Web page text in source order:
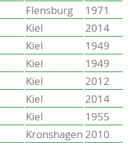
Flensburg
1971
Kiel
2014
Kiel
1949
Kiel
1949
Kiel
2012
Kiel
2014
Kiel
1955
Kronshagen 2010